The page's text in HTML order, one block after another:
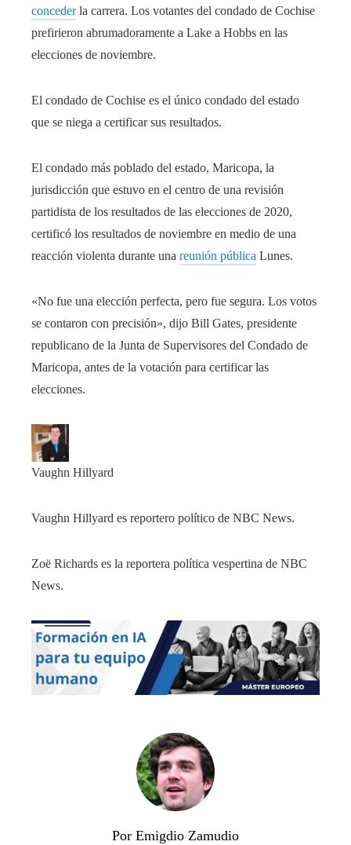
concederla carrera. Los votantes del condado de Cochise
prefirieron abrumadoramente a Lake a Hobbs en las
elecciones de noviembre.
El condado de Cochise es el único condado del estado
que se niega a certificar sus resultados.
El condado más poblado del estado, Maricopa, la
jurisdicción que estuvo en el centro de una revisión
partidista de los resultados de las elecciones de 2020,
certificó los resultados de noviembre en medio de una
reacción violenta durante una reunión pública Lunes.
«No fue una elección perfecta, pero fue segura. Los votos
se contaron con precisión», dijo Bill Gates, presidente
republicano de la Junta de Supervisores del Condado de
Maricopa, antes de la votación para certificar las
elecciones.
Vaughn Hillyard
Vaughn Hillyard es reportero político de NBC News.
Zoë Richards es la reportera política vespertina de NBC
News.
Por Emigdio Zamudio